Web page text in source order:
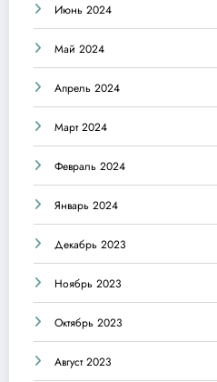
Июнь 2024
Май 2024
Апрель 2024
Март 2024
Февраль 2024
Январь 2024
Декабрь 2023
Ноябрь 2023
Октябрь 2023
Август 2023